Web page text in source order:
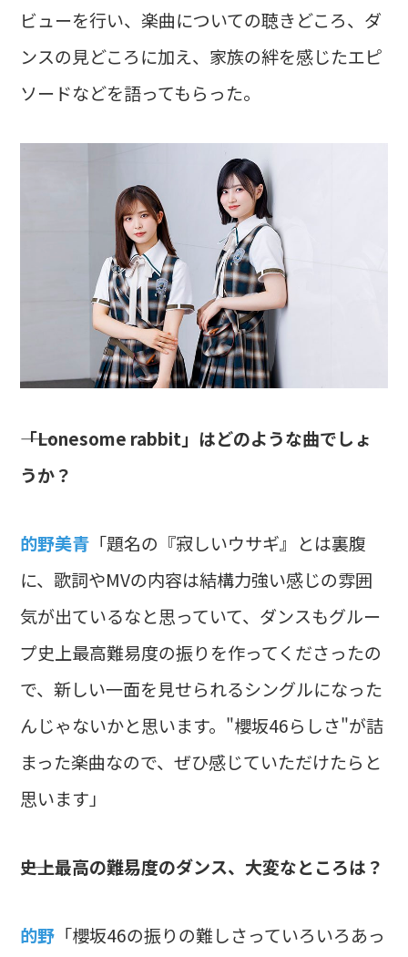
ビューを行い、楽曲についての聴きどころ、ダ
ンスの見どころに加え、家族の絆を感じたエピ
ソードなどを語ってもらった。
――「Lonesome rabbit」はどのような曲でしょ
うか？
的野美青 「題名の『寂しいウサギ』とは裏腹
に、歌詞やMVの内容は結構力強い感じの雰囲
気が出ているなと思っていて、ダンスもグルー
プ史上最高難易度の振りを作ってくださったの
で、新しい一面を見せられるシングルになった
んじゃないかと思います。"櫻坂46らしさ"が詰
まった楽曲なので、ぜひ感じていただけたらと
思います」
――史上最高の難易度のダンス、大変なところは？
的野 「櫻坂46の振りの難しさっていろいろあっ